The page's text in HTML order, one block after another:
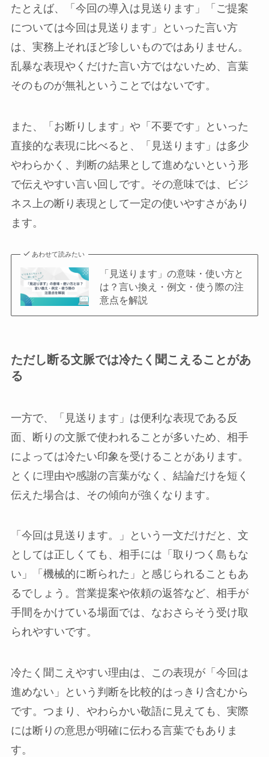
たとえば、「今回の導入は見送ります」「ご提案
については今回は見送ります」といった言い方
は、実務上それほど珍しいものではありません。
乱暴な表現やくだけた言い方ではないため、言葉
そのものが無礼ということではないです。
また、「お断りします」や「不要です」といった
直接的な表現に比べると、「見送ります」は多少
やわらかく、判断の結果として進めないという形
で伝えやすい言い回しです。その意味では、ビジ
ネス上の断り表現として一定の使いやすさがあり
ます。
あわせて読みたい
「見送ります」の意味・使い方と
は？言い換え・例文・使う際の注
意点を解説
ただし断る文脈では冷たく聞こえることがあ
る
一方で、「見送ります」は便利な表現である反
面、断りの文脈で使われることが多いため、相手
によっては冷たい印象を受けることがあります。
とくに理由や感謝の言葉がなく、結論だけを短く
伝えた場合は、その傾向が強くなります。
「今回は見送ります。」という一文だけだと、文
としては正しくても、相手には「取りつく島もな
い」「機械的に断られた」と感じられることもあ
るでしょう。営業提案や依頼の返答など、相手が
手間をかけている場面では、なおさらそう受け取
られやすいです。
冷たく聞こえやすい理由は、この表現が「今回は
進めない」という判断を比較的はっきり含むから
です。つまり、やわらかい敬語に見えても、実際
には断りの意思が明確に伝わる言葉でもありま
す。